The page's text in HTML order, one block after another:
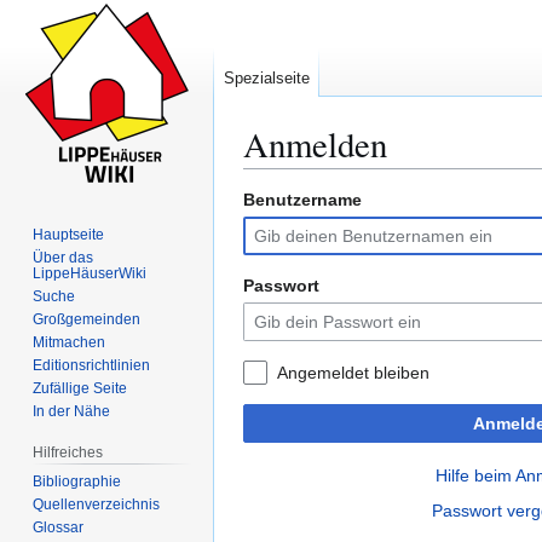
Anmelden
Zur
Navigation
springen
Zur
Suche
springen
Benutzername
Passwort
Angemeldet bleiben
Hilfe beim
Passwort
Spezialseite
Hauptseite
Über das
LippeHäuserWiki
Suche
Großgemeinden
Mitmachen
Editionsrichtlinien
Zufällige Seite
In der Nähe
Hilfreiches
Bibliographie
Quellenverzeichnis
Glossar